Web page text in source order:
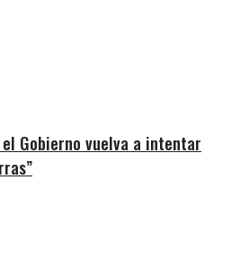
Gobierno vuelva a intentar